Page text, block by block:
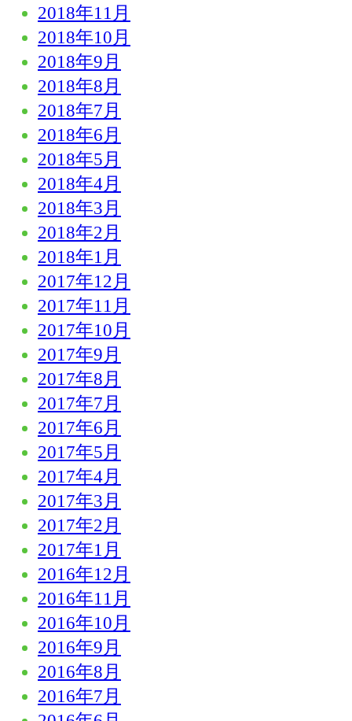
2018年11月
2018年10月
2018年9月
2018年8月
2018年7月
2018年6月
2018年5月
2018年4月
2018年3月
2018年2月
2018年1月
2017年12月
2017年11月
2017年10月
2017年9月
2017年8月
2017年7月
2017年6月
2017年5月
2017年4月
2017年3月
2017年2月
2017年1月
2016年12月
2016年11月
2016年10月
2016年9月
2016年8月
2016年7月